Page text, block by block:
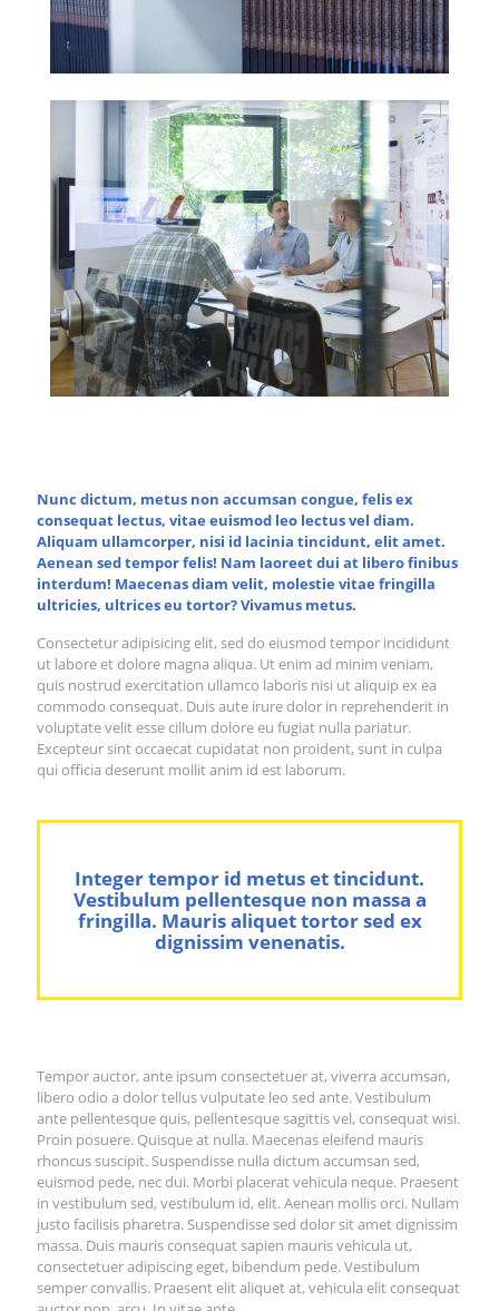
Nunc dictum, metus non accumsan congue, felis ex
consequat lectus, vitae euismod leo lectus vel diam.
Aliquam ullamcorper, nisi id lacinia tincidunt, elit amet.
Aenean sed tempor felis! Nam laoreet dui at libero finibus
interdum! Maecenas diam velit, molestie vitae fringilla
ultricies, ultrices eu tortor? Vivamus metus.
Consectetur adipisicing elit, sed do eiusmod tempor incididunt
ut labore et dolore magna aliqua. Ut enim ad minim veniam,
quis nostrud exercitation ullamco laboris nisi ut aliquip ex ea
commodo consequat. Duis aute irure dolor in reprehenderit in
voluptate velit esse cillum dolore eu fugiat nulla pariatur.
Excepteur sint occaecat cupidatat non proident, sunt in culpa
qui officia deserunt mollit anim id est laborum.
Integer tempor id metus et tincidunt.
Vestibulum pellentesque non massa a
fringilla. Mauris aliquet tortor sed ex
dignissim venenatis.
Tempor auctor, ante ipsum consectetuer at, viverra accumsan,
libero odio a dolor tellus vulputate leo sed ante. Vestibulum
ante pellentesque quis, pellentesque sagittis vel, consequat wisi.
Proin posuere. Quisque at nulla. Maecenas eleifend mauris
rhoncus suscipit. Suspendisse nulla dictum accumsan sed,
euismod pede, nec dui. Morbi placerat vehicula neque. Praesent
in vestibulum sed, vestibulum id, elit. Aenean mollis orci. Nullam
justo facilisis pharetra. Suspendisse sed dolor sit amet dignissim
massa. Duis mauris consequat sapien mauris vehicula ut,
consectetuer adipiscing eget, bibendum pede. Vestibulum
semper convallis. Praesent elit aliquet at, vehicula elit consequat